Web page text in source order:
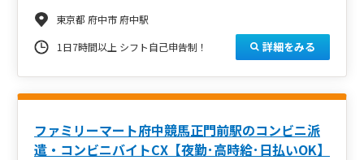
東京都 府中市 府中駅
1日7時間以上 シフト自己申告制！
詳細をみる
ファミリーマート府中競馬正門前駅のコンビニ派
遣・コンビニバイトCX【夜勤･高時給･日払いOK】